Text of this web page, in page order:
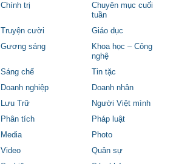
Chính trị
Chuyên mục cuối
tuần
Truyện cười
Giáo dục
Gương sáng
Khoa học – Công
nghệ
Sáng chế
Tin tặc
Doanh nghiệp
Doanh nhân
Lưu Trữ
Người Việt mình
Phân tích
Pháp luật
Media
Photo
Video
Quân sự